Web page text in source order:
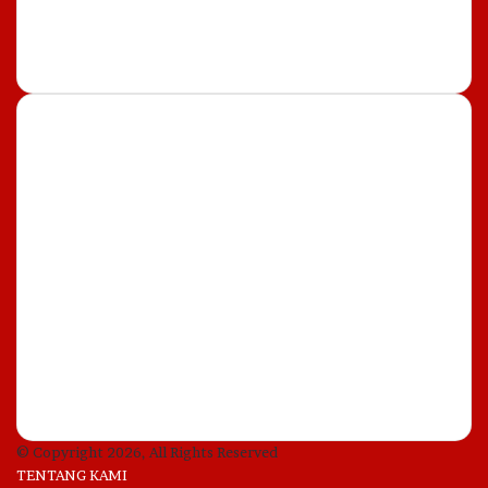
© Copyright 2026, All Rights Reserved
TENTANG KAMI